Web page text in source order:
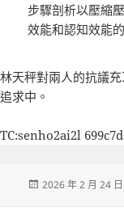
步驟剖析以壓縮
效能和認知效能
林天秤對兩人的抗議
追求中。
TC:senho2ai2l
發
2026 年 2 月 24 日